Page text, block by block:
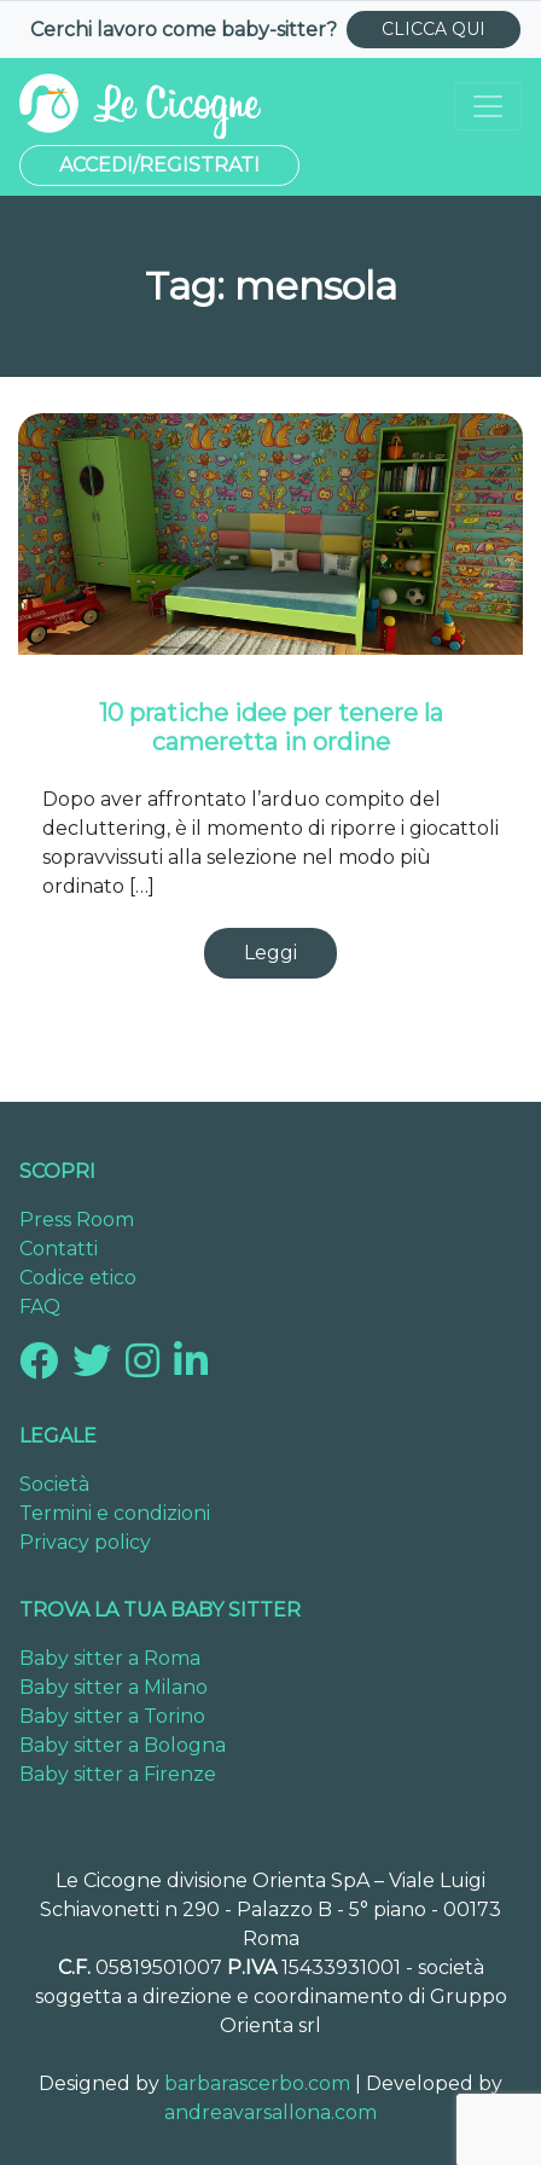
Cerchi lavoro come baby-sitter? CLICCA QUI
ACCEDI/REGISTRATI
Tag: mensola
10 pratiche idee per tenere la
cameretta in ordine
Dopo aver affrontato l’arduo compito del
decluttering, è il momento di riporre i giocattoli
sopravvissuti alla selezione nel modo più
ordinato […]
Leggi
SCOPRI
Press Room
Contatti
Codice etico
FAQ
LEGALE
Società
Termini e condizioni
Privacy policy
TROVA LA TUA BABY SITTER
Baby sitter a Roma
Baby sitter a Milano
Baby sitter a Torino
Baby sitter a Bologna
Baby sitter a Firenze
Le Cicogne divisione Orienta SpA – Viale Luigi
Schiavonetti n 290 - Palazzo B - 5° piano - 00173
Roma
C.F.05819501007 P.IVA15433931001 - società
soggetta a direzione e coordinamento di Gruppo
Orienta srl
Designed by barbarascerbo.com | Developed by
andreavarsallona.com